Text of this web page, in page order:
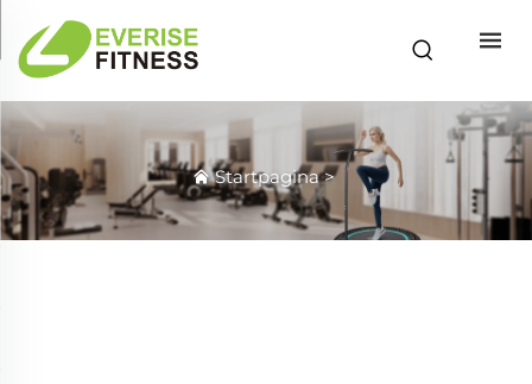
Startpagina>